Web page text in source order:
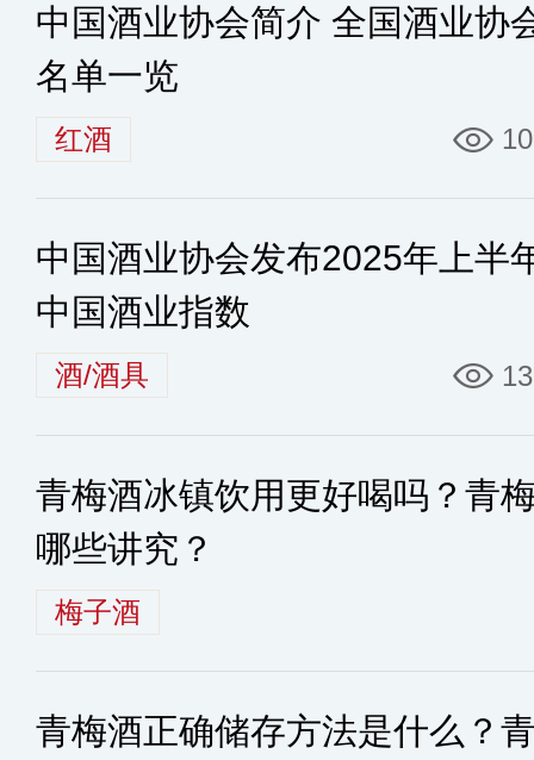
中国酒业协会简介 全国酒业协
名单一览
红酒
中国酒业协会发布2025年上半
中国酒业指数
酒/酒具
青梅酒冰镇饮用更好喝吗？青
哪些讲究？
梅子酒
青梅酒正确储存方法是什么？